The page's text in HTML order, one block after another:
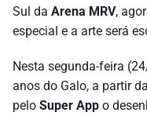
Sul da Arena MRV,
especial e a arte será
Nesta segunda-feira
anos do Galo, a partir
pelo Super App o